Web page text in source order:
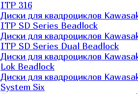
ITP 316
Диски для квадроциклов
ITP SD Series Beadlock
Диски для квадроциклов
ITP SD Series Dual Beadlock
Диски для квадроциклов
Lok Beadlock
Диски для квадроциклов
System Six